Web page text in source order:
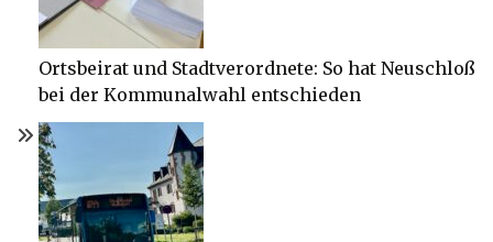
Ortsbeirat und Stadtverordnete: So hat Neuschloß
bei der Kommunalwahl entschieden